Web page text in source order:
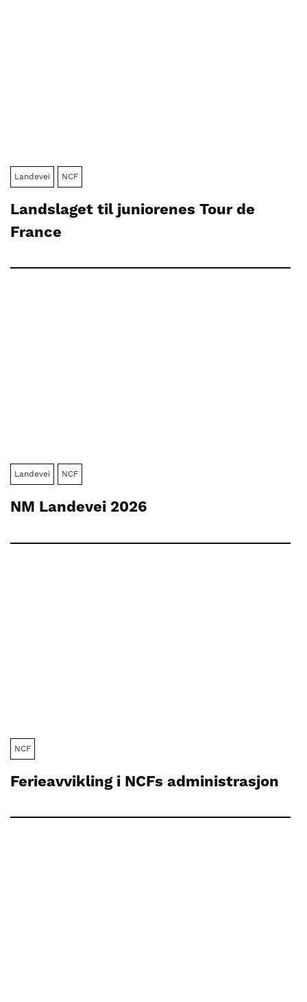
Landevei NCF
Landslaget til juniorenes Tour de
France
Landevei NCF
NM Landevei 2026
NCF
Ferieavvikling i NCFs administrasjon